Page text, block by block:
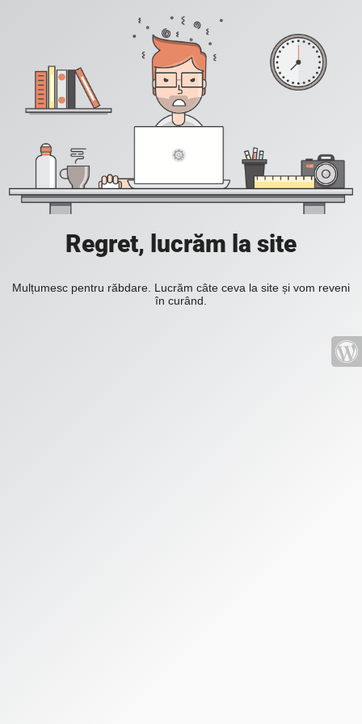
Regret, lucrăm la site
Mulțumesc pentru răbdare. Lucrăm câte ceva la site și vom reveni
în curând.